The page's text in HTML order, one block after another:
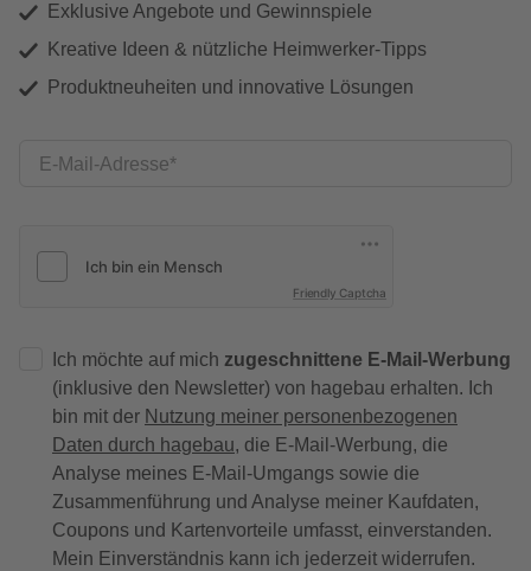
Exklusive Angebote und Gewinnspiele
Kreative Ideen & nützliche Heimwerker-Tipps
Produktneuheiten und innovative Lösungen
E-Mail-Adresse
Friendly Captcha
Ich möchte auf mich zugeschnittene E-Mail-Werbung
(inklusive den Newsletter) von hagebau erhalten. Ich
bin mit der Nutzung meiner personenbezogenen
Daten durch hagebau, die E-Mail-Werbung, die
Analyse meines E-Mail-Umgangs sowie die
Zusammenführung und Analyse meiner Kaufdaten,
Coupons und Kartenvorteile umfasst, einverstanden.
Mein Einverständnis kann ich jederzeit widerrufen.